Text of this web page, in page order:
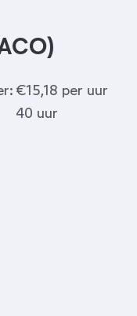
€15,18 per uur
40 uur